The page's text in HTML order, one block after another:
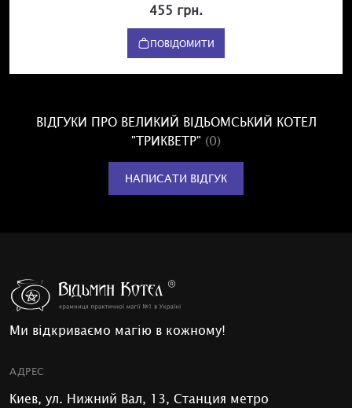
455 грн.
ПОВІДОМИТИ
ВІДГУКИ ПРО ВЕЛИКИЙ ВІДЬОМСЬКИЙ КОТЕЛ
"ТРИКВЕТР" (0)
НАПИСАТИ ВІДГУК
Ми відкриваємо магію в кожному!
АДРЕС
Киев, ул. Нижний Вал, 13, Станция метро